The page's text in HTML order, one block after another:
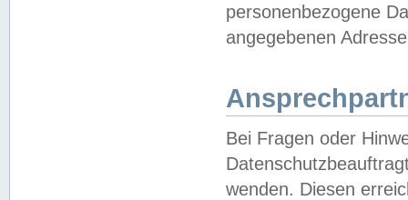
personenbezogene
angegebenen
Bei Fragen oder
wenden. Diesen